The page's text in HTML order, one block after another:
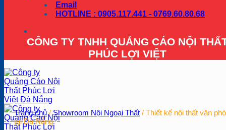
Email
HOTLINE : 0905.117.441 - 0769.60.80.68
CÔNG TY TNHH QUẢNG CÁO NỘI
PHÚC LỢI VIỆT
Trang chủ / Showroom Nội Ngoại Thất / Thiết kế nội thất văn
tại Đà Nẵng